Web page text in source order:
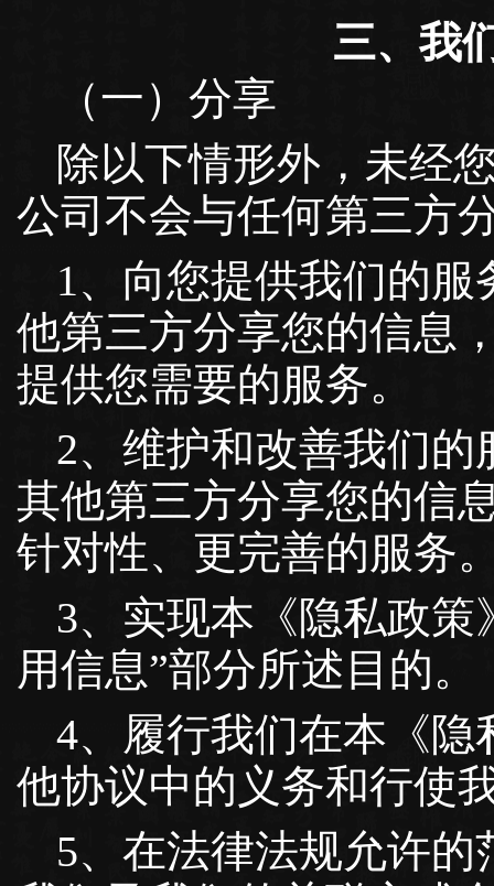
三、我
（一）分享
除以下情形外，未经
公司不会与任何第三方
1、向您提供我们的
他第三方分享您的信息
提供您需要的服务。
2、维护和改善我们
其他第三方分享您的信
针对性、更完善的服务
3、实现本《隐私政
用信息”部分所述目的。
4、履行我们在本《
他协议中的义务和行使
5、在法律法规允许